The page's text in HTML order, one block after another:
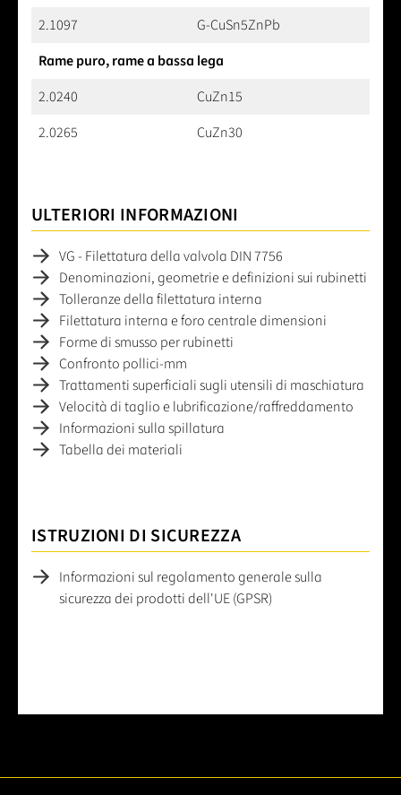
2.1097
G-CuSn5ZnPb
Rame puro, rame a bassa lega
2.0240
CuZn15
2.0265
CuZn30
ULTERIORI INFORMAZIONI
VG - Filettatura della valvola DIN 7756
Denominazioni, geometrie e definizioni sui rubinetti
Tolleranze della filettatura interna
Filettatura interna e foro centrale dimensioni
Forme di smusso per rubinetti
Confronto pollici-mm
Trattamenti superficiali sugli utensili di maschiatura
Velocità di taglio e lubrificazione/raffreddamento
Informazioni sulla spillatura
Tabella dei materiali
ISTRUZIONI DI SICUREZZA
Informazioni sul regolamento generale sulla
sicurezza dei prodotti dell'UE (GPSR)